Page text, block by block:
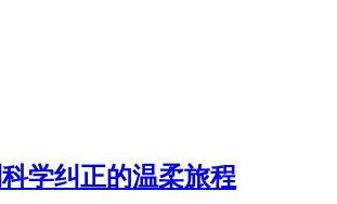
学纠正的温柔旅程